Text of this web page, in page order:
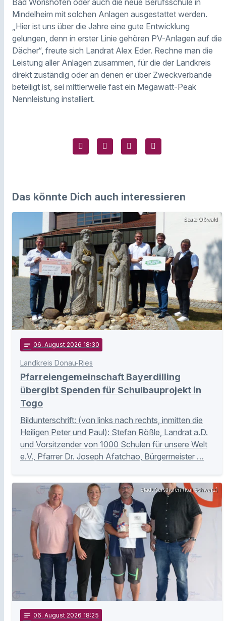
Bad Wörishofen oder auch die neue Berufsschule in
Mindelheim mit solchen Anlagen ausgestattet werden.
„Hier ist uns über die Jahre eine gute Entwicklung
gelungen, denn in erster Linie gehören PV-Anlagen auf die
Dächer“, freute sich Landrat Alex Eder. Rechne man die
Leistung aller Anlagen zusammen, für die der Landkreis
direkt zuständig oder an denen er über Zweckverbände
beteiligt ist, sei mittlerweile fast ein Megawatt-Peak
Nennleistung installiert.
Das könnte Dich auch interessieren
Beate Oßwald
notes 06. August 2026 18:30
Landkreis Donau-Ries
Pfarreiengemeinschaft Bayerdilling
übergibt Spenden für Schulbauprojekt in
Togo
Bildunterschrift: (von links nach rechts, inmitten die
Heiligen Peter und Paul): Stefan Rößle, Landrat a.D.
und Vorsitzender von 1000 Schulen für unsere Welt
e.V., Pfarrer Dr. Joseph Afatchao, Bürgermeister …
Stadt Gersthofen (Kai Schwarz)
notes 06. August 2026 18:25